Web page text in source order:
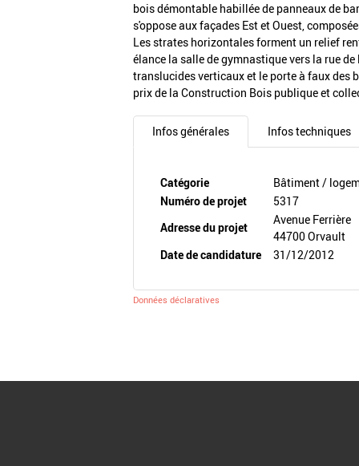
bois démontable habillée de panneaux de
s'oppose aux façades Est et Ouest,
Les strates horizontales forment un relief
élance la salle de gymnastique vers la rue
translucides verticaux et le porte à faux des
prix de la Construction Bois publique et
Infos générales Infos techniques
Catégorie
Bâtiment /
Numéro de projet
5317
Adresse du projet
Avenue Ferrière
44700 Orvault
Date de candidature
31/12/2012
Données déclaratives